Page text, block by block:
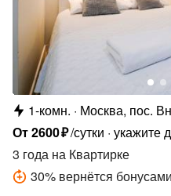
1-комн.
Москва, пос.
Ульянина, 7
От2600₽/сутки укажите
3 года на Квартирке
30% вернётся бонусами